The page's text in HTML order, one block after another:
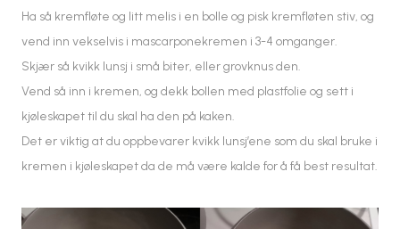
Ha så kremfløte og litt melis i en bolle og pisk kremfløten stiv, og
vend inn vekselvis i mascarponekremen i 3-4 omganger.
Skjær så kvikk lunsj i små biter, eller grovknus den.
Vend så inn i kremen, og dekk bollen med plastfolie og sett i
kjøleskapet til du skal ha den på kaken.
Det er viktig at du oppbevarer kvikk lunsj’ene som du skal bruke i
kremen i kjøleskapet da de må være kalde for å få best resultat.